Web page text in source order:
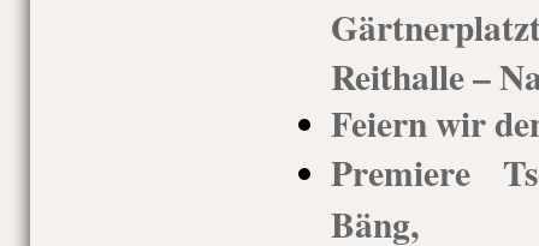
Reithalle –
Feiern wir
Premiere
Bäng,